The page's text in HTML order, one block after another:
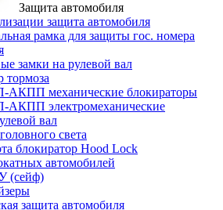
Защита автомобиля
защита автомобиля
рамка для защиты гос. номера
замки на рулевой вал
тормоза
АКПП механические блокираторы
АКПП электромеханические
вал
света
блокиратор Hood Lock
автомобилей
(сейф)
защита автомобиля